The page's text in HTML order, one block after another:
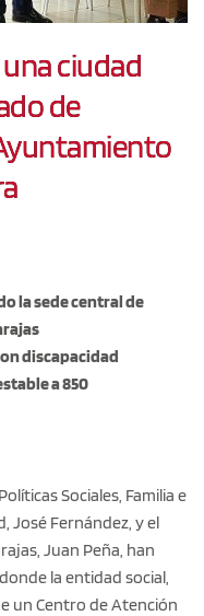
ciudad
de
la sede central de
discapacidad
a 850
Sociales, Familia e
José Fernández, y el
Juan Peña, han
la entidad social,
un Centro de Atención